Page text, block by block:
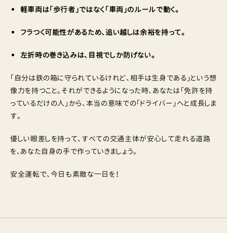
軽車両は「歩行者」ではなく「車両」のルールで動く。
フラつく可能性があるため、追い越しは余裕を持って。
左折時の巻き込みは、目視でしか防げない。
「自分は鉄の箱に守られているけれど、相手は生身である」という想
像力を持つこと。それができるようになった時、あなたは「免許を持
っているだけの人」から、本当の意味での「ドライバー」へと成長しま
す。
優しい眼差しを持って、すべての交通主体が安心して走れる道路
を、あなた自身の手で作っていきましょう。
安全運転で、今日も素敵な一日を！